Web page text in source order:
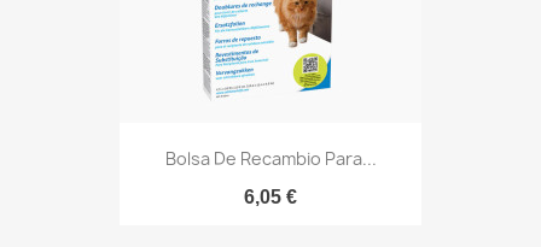
Bolsa De Recambio Para...
6,05 €